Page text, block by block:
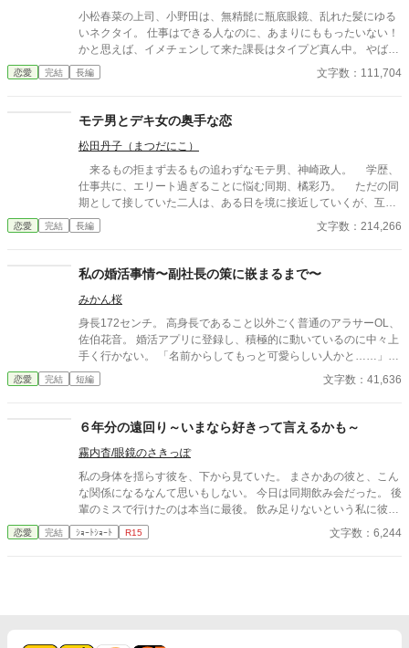
小松春菜の上司、小野田は、無精髭に瓶底眼鏡、乱れた髪にゆる
いネクタイ。 仕事はできる人なのに、あまりにももったいない！
かと思えば、イメチェンして来た課長はタイプど真ん中。 やば
い。見惚れる。一体これで仕事になるのか？ 上司の魅力から逃れ
ようとしながら逃れきれず溺愛される、自分に自信のないフツー
恋愛 完結 長編 文字数：111,704
モテ男とデキ女の奥手な恋
松田丹子（まつだにこ）
来るもの拒まず去るもの追わずなモテ男、神崎政人。 学歴、
仕事共に、エリート過ぎることに悩む同期、橘彩乃。 ただの同
期として接していた二人は、ある日を境に接近していくが、互い
に近づく勇気がないまま、関係をこじらせていく。 そんなじれ
じれな話です。 ＊学歴についての偏った見解が出てきますので、
弁が出てきます。 ＊拙著『神崎くんは残念なイケメン』の登場人
の話になるため、前著のネタバレを含みます。 ＊作品に出てくる
団体は実在の団体と関係ありません。 関連作品（どれも政人が出
ます。時系列順。カッコ内主役） 『期待外れな吉田さん、自由人
な前田くん』（隼人友人、サリー） 『初恋旅行に出かけます』
の』（江原あきら） 『爆走織姫はやさぐれ彦星と結ばれたい！』
恋愛 完結 長編 文字数：214,266
私の婚活事情〜副社長の策に嵌まるまで〜
みかん桜
身長172センチ。 高身長であること以外ごく普通のアラサーOL、
佐伯花音。 婚活アプリに登録し、積極的に動いているのに中々上
手く行かない。 「名前からしてもっと可愛らしい人かと……」っ
てどういうこと？ そんな男、こっちから願い下げ！ ——でもだか
らって、イケメンで仕事もできる副社長……こんなハイスペ男子
に副社長の手の内にいた。
恋愛 完結 短編 文字数：41,636
６年分の遠回り～いまなら好きって言えるかも～
霧内杳/眼鏡のさきっぽ
私の身体を揺らす彼を、下から見ていた。 まさかあの彼と、こん
な関係になるなんて思いもしない。 今日は同期飲み会だった。 後
輩のミスで行けたのは本当に最後。 飲み足りないという私に彼は
付き合ってくれた。 彼とは入社当時、部署は違ったが同じ仕事に
携わっていた。 きっとあの頃のわたしは、彼が好きだったんだと
恋愛 完結 ｼｮｰﾄｼｮｰﾄ R15 文字数：6,244